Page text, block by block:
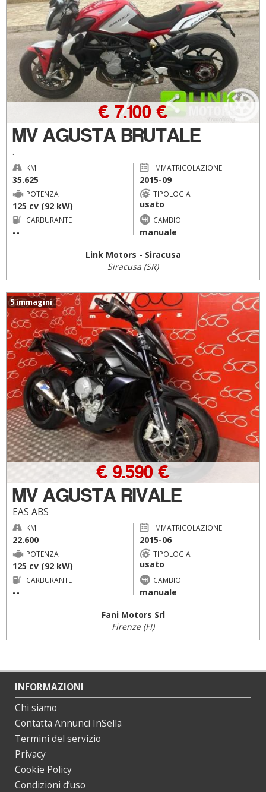
MV AGUSTA BRUTALE
.
€ 7.100 €
KM
35.625
IMMATRICOLAZIONE
2015-09
POTENZA
125 cv (92 kW)
TIPOLOGIA
usato
CARBURANTE
--
CAMBIO
manuale
Link Motors - Siracusa
Siracusa (SR)
5 immagini
MV AGUSTA RIVALE
EAS ABS
€ 9.590 €
KM
22.600
IMMATRICOLAZIONE
2015-06
POTENZA
125 cv (92 kW)
TIPOLOGIA
usato
CARBURANTE
--
CAMBIO
manuale
Fani Motors Srl
Firenze (FI)
INFORMAZIONI
Chi siamo
Contatta Annunci InSella
Termini del servizio
Privacy
Cookie Policy
Condizioni d’uso